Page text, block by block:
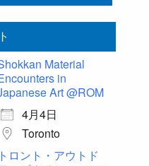
Material
in
Art @ROM
4月4日
Toronto
トロント・アウトド